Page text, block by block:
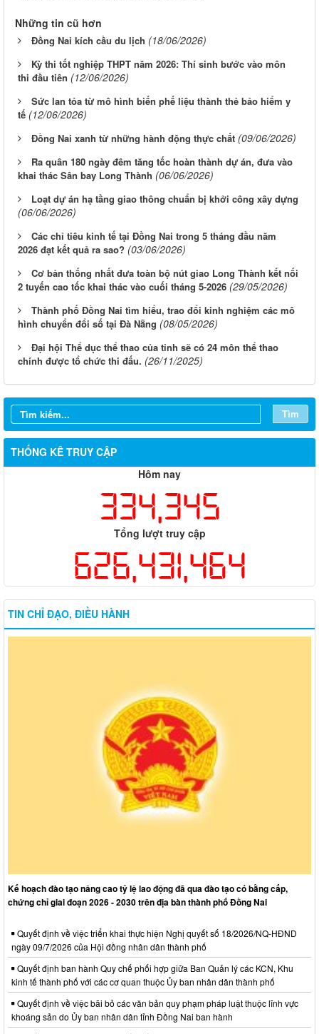
Những tin cũ hơn
Ðồng Nai kích cầu du lịch (18/06/2026)
Kỳ thi tốt nghiệp THPT năm 2026: Thí sinh bước vào môn
thi đầu tiên (12/06/2026)
Sức lan tỏa từ mô hình biến phế liệu thành thẻ bảo hiểm y
tế (12/06/2026)
Đồng Nai xanh từ những hành động thực chất (09/06/2026)
Ra quân 180 ngày đêm tăng tốc hoàn thành dự án, đưa vào
khai thác Sân bay Long Thành (06/06/2026)
Loạt dự án hạ tầng giao thông chuẩn bị khởi công xây dựng
(06/06/2026)
Các chỉ tiêu kinh tế tại Đồng Nai trong 5 tháng đầu năm
2026 đạt kết quả ra sao? (03/06/2026)
Cơ bản thống nhất đưa toàn bộ nút giao Long Thành kết nối
2 tuyến cao tốc khai thác vào cuối tháng 5-2026 (29/05/2026)
Thành phố Đồng Nai tìm hiểu, trao đổi kinh nghiệm các mô
hình chuyển đổi số tại Đà Nẵng (08/05/2026)
Đại hội Thể dục thể thao của tỉnh sẽ có 24 môn thể thao
chính được tổ chức thi đấu. (26/11/2025)
Tìm
THỐNG KÊ TRUY CẬP
Hôm nay
334,345
Tổng lượt truy cập
626,431,464
TIN CHỈ ĐẠO, ĐIỀU HÀNH
Kế hoạch đào tạo nâng cao tỷ lệ lao động đã qua đào tạo có bằng cấp,
chứng chỉ giai đoạn 2026 - 2030 trên địa bàn thành phố Đồng Nai
Quyết định về việc triển khai thực hiện Nghị quyết số 18/2026/NQ-HĐND
ngày 09/7/2026 của Hội đồng nhân dân thành phố
Quyết định ban hành Quy chế phối hợp giữa Ban Quản lý các KCN, Khu
kinh tế thành phố với các cơ quan thuộc Ủy ban nhân dân thành phố
Quyết định về việc bãi bỏ các văn bản quy phạm pháp luật thuộc lĩnh vực
khoáng sản do Ủy ban nhân dân tỉnh Đồng Nai ban hành